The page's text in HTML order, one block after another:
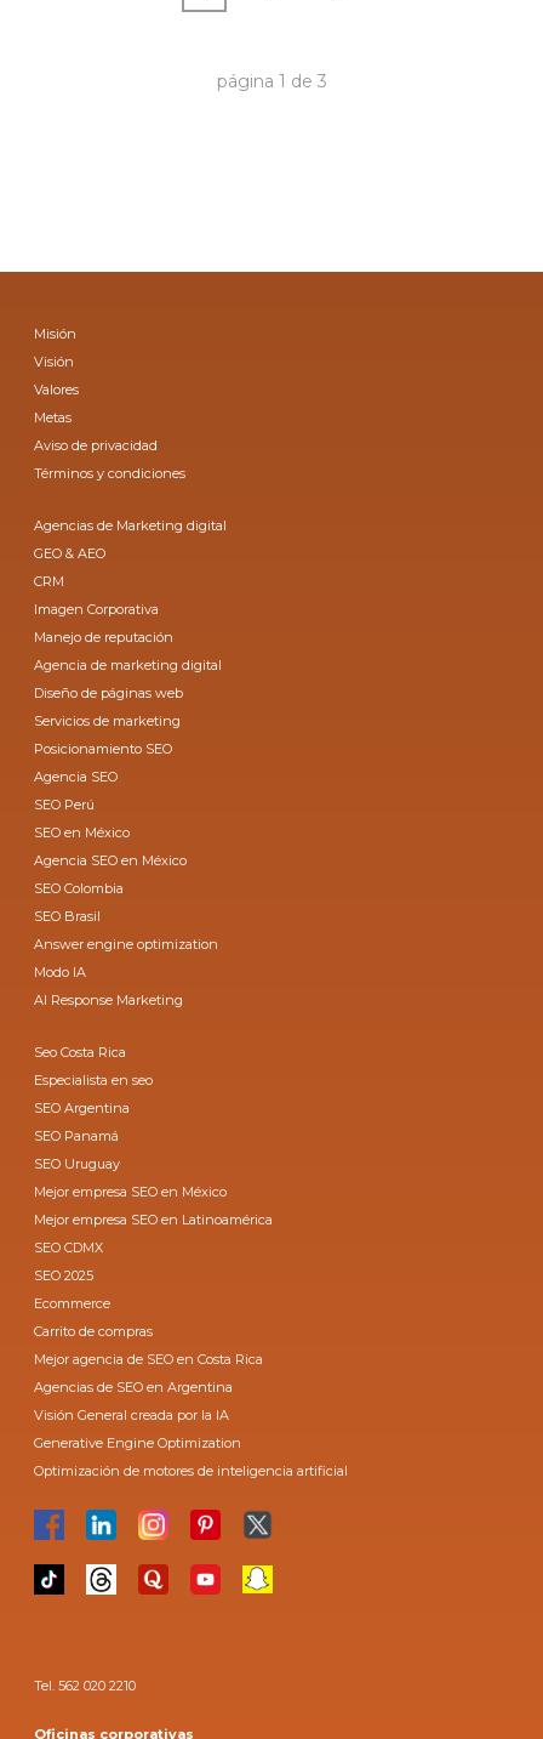
página 1 de 3
Misión
Visión
Valores
Metas
Aviso de privacidad
Términos y condiciones
Agencias de Marketing digital
GEO & AEO
CRM
Imagen Corporativa
Manejo de reputación
Agencia de marketing digital
Diseño de páginas web
Servicios de marketing
Posicionamiento SEO
Agencia SEO
SEO Perú
SEO en México
Agencia SEO en México
SEO Colombia
SEO Brasil
Answer engine optimization
Modo IA
AI Response Marketing
Seo Costa Rica
Especialista en seo
SEO Argentina
SEO Panamá
SEO Uruguay
Mejor empresa SEO en México
Mejor empresa SEO en Latinoamérica
SEO CDMX
SEO 2025
Ecommerce
Carrito de compras
Mejor agencia de SEO en Costa Rica
Agencias de SEO en Argentina
Visión General creada por la IA
Generative Engine Optimization
Optimización de motores de inteligencia artificial
Tel. 562 020 2210
Oficinas corporativas